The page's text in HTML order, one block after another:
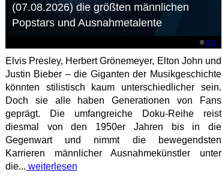
©RTL
(07.08.2026) die größten männlichen
Popstars und Ausnahmetalente
Elvis Presley, Herbert Grönemeyer, Elton John und
Justin Bieber – die Giganten der Musikgeschichte
könnten stilistisch kaum unterschiedlicher sein.
Doch sie alle haben Generationen von Fans
geprägt. Die umfangreiche Doku-Reihe reist
diesmal von den 1950er Jahren bis in die
Gegenwart und nimmt die bewegendsten
Karrieren männlicher Ausnahmekünstler unter
die... weiterlesen